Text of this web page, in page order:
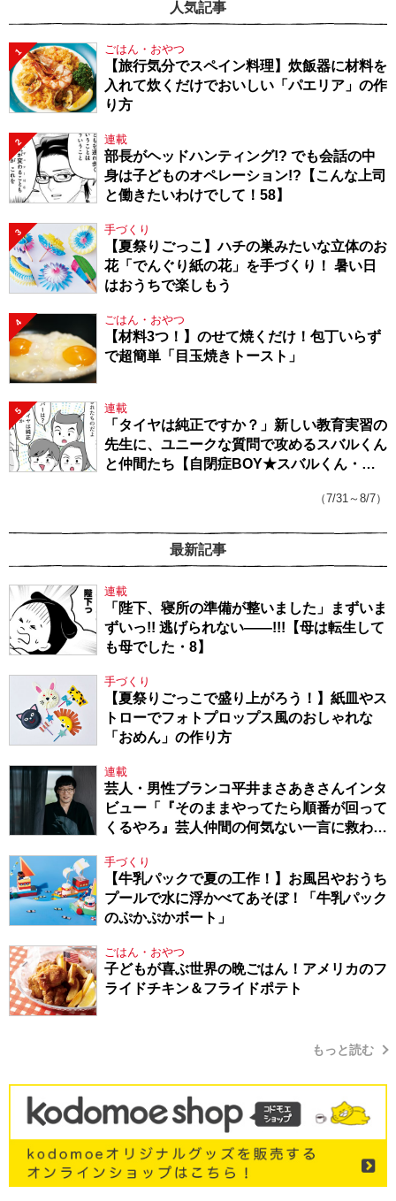
人気記事
1 ごはん・おやつ
【旅行気分でスペイン料理】炊飯器に材料を
入れて炊くだけでおいしい「パエリア」の作
り方
2 連載
部長がヘッドハンティング!? でも会話の中
身は子どものオペレーション!?【こんな上司
と働きたいわけでして！58】
3 手づくり
【夏祭りごっこ】ハチの巣みたいな立体のお
花「でんぐり紙の花」を手づくり！ 暑い日
はおうちで楽しもう
4 ごはん・おやつ
【材料3つ！】のせて焼くだけ！包丁いらず
で超簡単「目玉焼きトースト」
5 連載
「タイヤは純正ですか？」新しい教育実習の
先生に、ユニークな質問で攻めるスバルくん
と仲間たち【自閉症BOY★スバルくん・
（7/31～8/7）
最新記事
連載
「陛下、寝所の準備が整いました」まずいま
ずいっ!! 逃げられない――!!!【母は転生して
も母でした・8】
手づくり
【夏祭りごっこで盛り上がろう！】紙皿やス
トローでフォトプロップス風のおしゃれな
「おめん」の作り方
連載
芸人・男性ブランコ平井まさあきさんインタ
ビュー「『そのままやってたら順番が回って
くるやろ』芸人仲間の何気ない一言に救われ
手づくり
【牛乳パックで夏の工作！】お風呂やおうち
プールで水に浮かべてあそぼ！「牛乳パック
のぷかぷかボート」
ごはん・おやつ
子どもが喜ぶ世界の晩ごはん！アメリカのフ
ライドチキン＆フライドポテト
もっと読む